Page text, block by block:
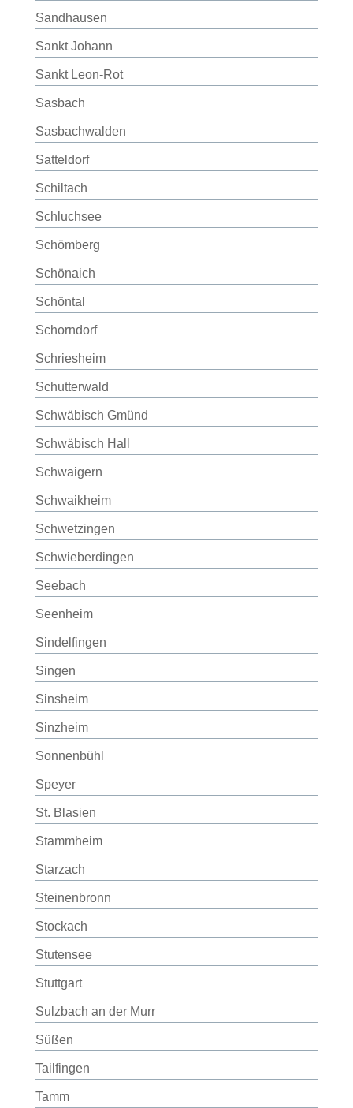
Sandhausen
Sankt Johann
Sankt Leon-Rot
Sasbach
Sasbachwalden
Satteldorf
Schiltach
Schluchsee
Schömberg
Schönaich
Schöntal
Schorndorf
Schriesheim
Schutterwald
Schwäbisch Gmünd
Schwäbisch Hall
Schwaigern
Schwaikheim
Schwetzingen
Schwieberdingen
Seebach
Seenheim
Sindelfingen
Singen
Sinsheim
Sinzheim
Sonnenbühl
Speyer
St. Blasien
Stammheim
Starzach
Steinenbronn
Stockach
Stutensee
Stuttgart
Sulzbach an der Murr
Süßen
Tailfingen
Tamm